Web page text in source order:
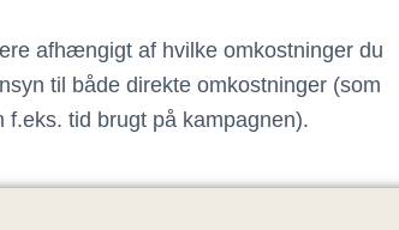
afhængigt af hvilke omkostninger du
til både direkte omkostninger (som
tid brugt på kampagnen).